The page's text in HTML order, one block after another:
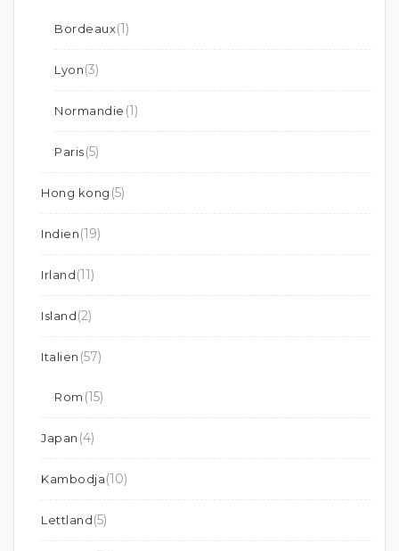
Bordeaux(1)
Lyon(3)
Normandie (1)
Paris(5)
Hong kong (5)
Indien(19)
Irland(11)
Island(2)
Italien (57)
Rom (15)
Japan (4)
Kambodja(10)
Lettland(5)